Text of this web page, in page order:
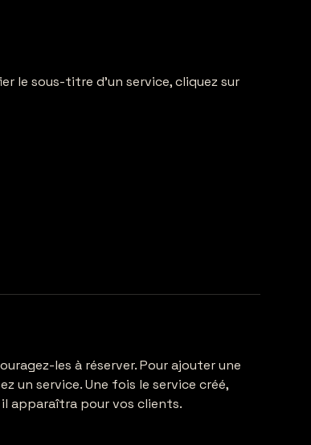
le sous-titre d'un service, cliquez sur
les à réserver. Pour ajouter une
un service. Une fois le service créé,
apparaîtra pour vos clients.